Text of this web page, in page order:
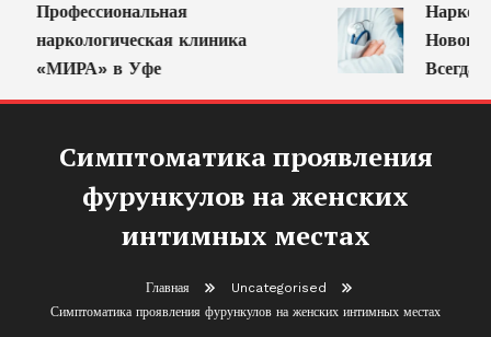
Профессиональная
наркологическая клиника
«МИРА» в Уфе
Всегда
Симптоматика проявления
фурункулов на женских
интимных местах
Главная
Uncategorised
Симптоматика проявления фурункулов на женских интимных местах